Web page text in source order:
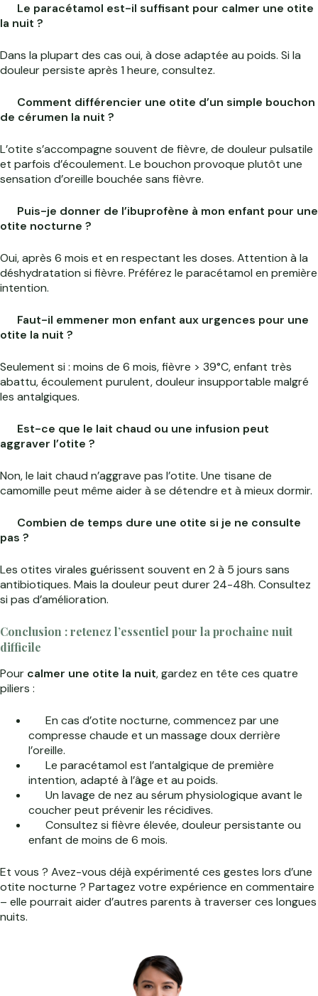
Le paracétamol est-il suffisant pour calmer une otite
la nuit ?
Dans la plupart des cas oui, à dose adaptée au poids. Si la
douleur persiste après 1 heure, consultez.
Comment différencier une otite d’un simple bouchon
de cérumen la nuit ?
L’otite s’accompagne souvent de fièvre, de douleur pulsatile
et parfois d’écoulement. Le bouchon provoque plutôt une
sensation d’oreille bouchée sans fièvre.
Puis-je donner de l’ibuprofène à mon enfant pour une
otite nocturne ?
Oui, après 6 mois et en respectant les doses. Attention à la
déshydratation si fièvre. Préférez le paracétamol en première
intention.
Faut-il emmener mon enfant aux urgences pour une
otite la nuit ?
Seulement si : moins de 6 mois, fièvre > 39°C, enfant très
abattu, écoulement purulent, douleur insupportable malgré
les antalgiques.
Est-ce que le lait chaud ou une infusion peut
aggraver l’otite ?
Non, le lait chaud n’aggrave pas l’otite. Une tisane de
camomille peut même aider à se détendre et à mieux dormir.
Combien de temps dure une otite si je ne consulte
pas ?
Les otites virales guérissent souvent en 2 à 5 jours sans
antibiotiques. Mais la douleur peut durer 24-48h. Consultez
si pas d’amélioration.
Conclusion : retenez l’essentiel pour la prochaine nuit
difficile
Pour calmer une otite la nuit, gardez en tête ces quatre
piliers :
En cas d’otite nocturne, commencez par une
compresse chaude et un massage doux derrière
l’oreille.
Le paracétamol est l’antalgique de première
intention, adapté à l’âge et au poids.
Un lavage de nez au sérum physiologique avant le
coucher peut prévenir les récidives.
Consultez si fièvre élevée, douleur persistante ou
enfant de moins de 6 mois.
Et vous ? Avez-vous déjà expérimenté ces gestes lors d’une
otite nocturne ? Partagez votre expérience en commentaire
– elle pourrait aider d’autres parents à traverser ces longues
nuits.